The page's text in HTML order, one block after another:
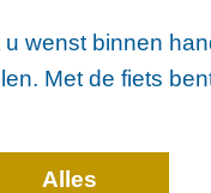
wenst binnen
Met de fiets
Alles